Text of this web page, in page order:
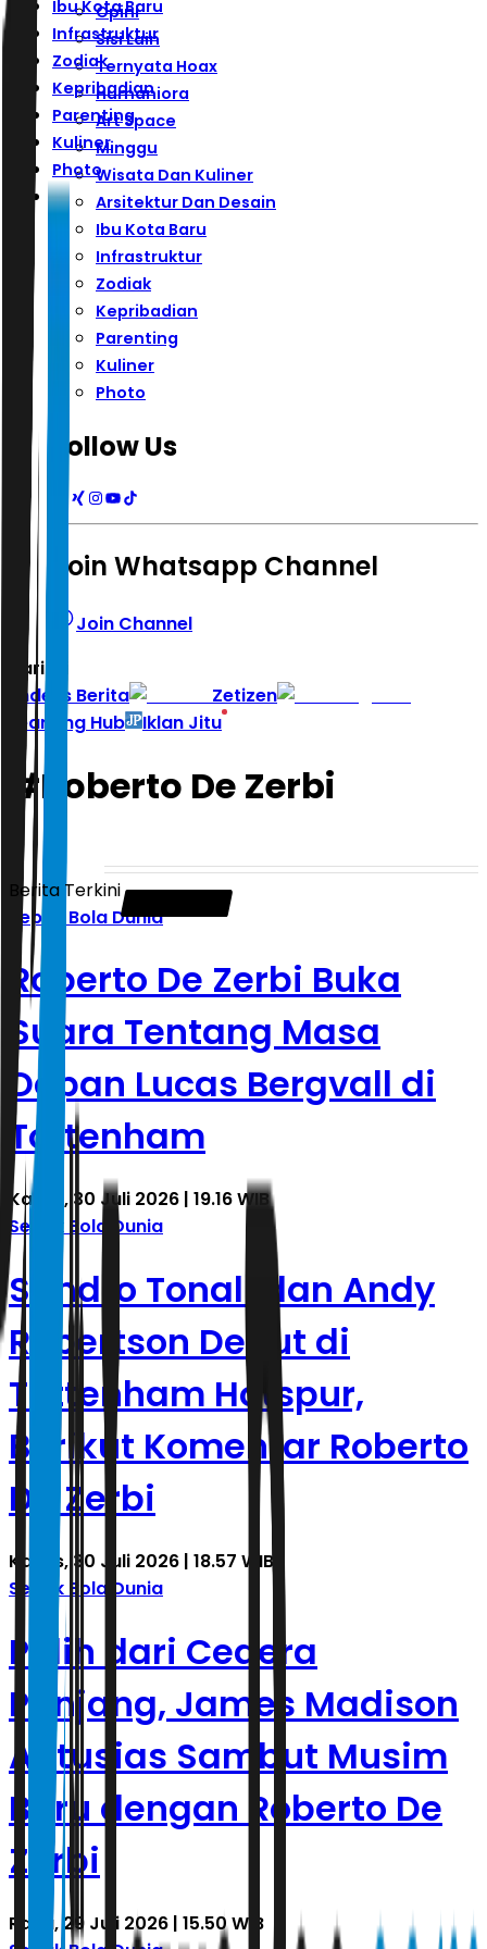
Ibu Kota Baru
Infrastruktur
Zodiak
Kepribadian
Parenting
Kuliner
Photo
Opini
Sisi Lain
Ternyata Hoax
Humaniora
Art Space
Minggu
Wisata Dan Kuliner
Arsitektur Dan Desain
Ibu Kota Baru
Infrastruktur
Zodiak
Kepribadian
Parenting
Kuliner
Photo
Follow Us
Join Whatsapp Channel
Join Channel
Hari ini
Indeks Berita
Zetizen
Learning Hub
Iklan Jitu
#Roberto De Zerbi
Berita Terkini
Sepak Bola Dunia
Roberto De Zerbi Buka
Suara Tentang Masa
Depan Lucas Bergvall di
Tottenham
Kamis, 30 Juli 2026 | 19.16 WIB
Sepak Bola Dunia
Sandro Tonali dan Andy
Robertson Debut di
Tottenham Hotspur,
Berikut Komentar Roberto
De Zerbi
Kamis, 30 Juli 2026 | 18.57 WIB
Sepak Bola Dunia
Pulih dari Cedera
Panjang, James Madison
Antusias Sambut Musim
Baru dengan Roberto De
Zerbi
Rabu, 29 Juli 2026 | 15.50 WIB